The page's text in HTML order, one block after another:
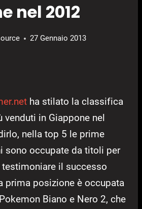
nel 2012
27 Gennaio 2013
ha stilato la classifica
in Giappone nel
nella top 5 le prime
sono occupate da titoli per
testimoniare il successo
prima posizione è occupata
Biano e Nero 2, che